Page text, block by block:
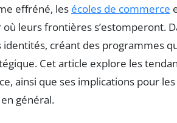
effréné, les écoles de commerce
leurs frontières s’estomperont.
créant des programmes
Cet article explore les
ainsi que ses implications pour
général.